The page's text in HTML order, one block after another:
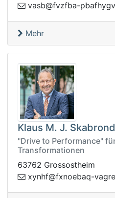
abp-abfzvf@bsav
Mehr
Klaus M. J. Skabrond
"Drive to Performance"
Transformationen
63762 Grossostheim
onxf@fhnyx